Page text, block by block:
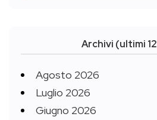
Archivi (ultimi
Agosto 2026
Luglio 2026
Giugno 2026